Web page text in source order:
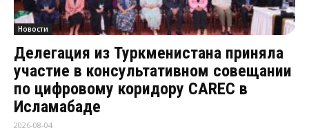
Новости
Делегация из Туркменистана приняла
участие в консультативном совещании
по цифровому коридору CAREC в
Исламабаде
2026-08-04